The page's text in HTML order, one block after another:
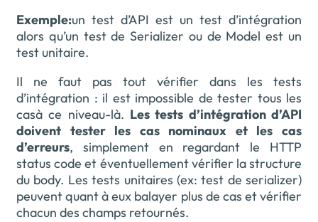
Exemple:un test d’API est un test d’intégration
alors qu’un test de Serializer ou de Model est un
test unitaire.
Il ne faut pas tout vérifier dans les tests
d’intégration : il est impossible de tester tous les
casà ce niveau-là. Les tests d’intégration d’API
doivent tester les cas nominaux et les cas
d’erreurs, simplement en regardant le HTTP
status code et éventuellement vérifier la structure
du body. Les tests unitaires (ex: test de serializer)
peuvent quant à eux balayer plus de cas et vérifier
chacun des champs retournés.